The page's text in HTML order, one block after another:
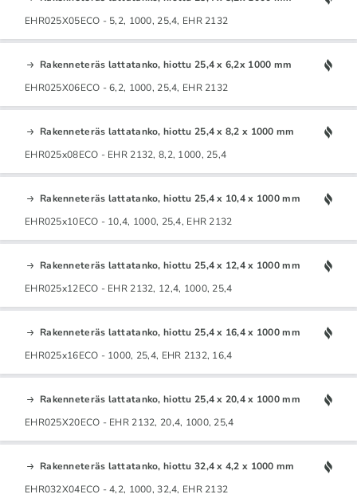
EHR025X05ECO - 5,2, 1000, 25,4, EHR 2132
Rakenneteräs lattatanko, hiottu 25,4 x 6,2x 1000 mm
EHR025X06ECO - 6,2, 1000, 25,4, EHR 2132
Rakenneteräs lattatanko, hiottu 25,4 x 8,2 x 1000 mm
EHR025x08ECO - EHR 2132, 8,2, 1000, 25,4
Rakenneteräs lattatanko, hiottu 25,4 x 10,4 x 1000 mm
EHR025x10ECO - 10,4, 1000, 25,4, EHR 2132
Rakenneteräs lattatanko, hiottu 25,4 x 12,4 x 1000 mm
EHR025x12ECO - EHR 2132, 12,4, 1000, 25,4
Rakenneteräs lattatanko, hiottu 25,4 x 16,4 x 1000 mm
EHR025x16ECO - 1000, 25,4, EHR 2132, 16,4
Rakenneteräs lattatanko, hiottu 25,4 x 20,4 x 1000 mm
EHR025X20ECO - EHR 2132, 20,4, 1000, 25,4
Rakenneteräs lattatanko, hiottu 32,4 x 4,2 x 1000 mm
EHR032X04ECO - 4,2, 1000, 32,4, EHR 2132